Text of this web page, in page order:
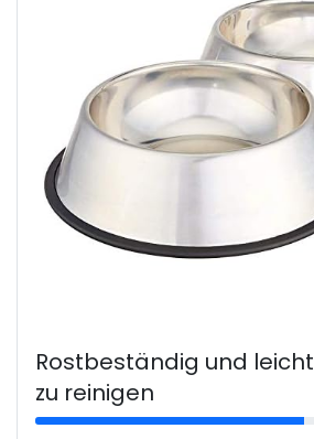
Rostbeständig und leicht
zu reinigen